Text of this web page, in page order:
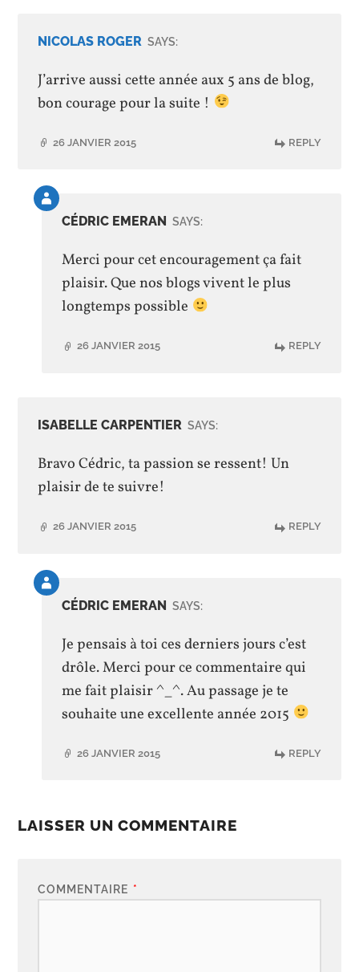
NICOLAS ROGER SAYS:
J’arrive aussi cette année aux 5 ans de blog,
bon courage pour la suite !
26 JANVIER 2015 REPLY
Comment
by
postCÉDRIC EMERAN SAYS:
Merci pour cet encouragement ça fait
plaisir. Que nos blogs vivent le plus
longtemps possible
26 JANVIER 2015 REPLY
ISABELLE CARPENTIER SAYS:
Bravo Cédric, ta passion se ressent! Un
plaisir de te suivre!
26 JANVIER 2015 REPLY
Comment
by
postCÉDRIC EMERAN SAYS:
Je pensais à toi ces derniers jours c’est
drôle. Merci pour ce commentaire qui
me fait plaisir ^_^. Au passage je te
souhaite une excellente année 2015
26 JANVIER 2015 REPLY
LAISSER UN COMMENTAIRE
COMMENTAIRE *